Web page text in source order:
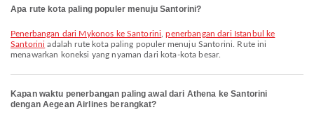
Apa rute kota paling populer menuju Santorini?
penerbangan dari Mykonos ke Santorini ,penerbangan dari Istanbul ke
Santorini adalah rute kota paling populer menuju Santorini. Rute ini
menawarkan koneksi yang nyaman dari kota-kota besar.
Kapan waktu penerbangan paling awal dari Athena ke Santorini
dengan Aegean Airlines berangkat?